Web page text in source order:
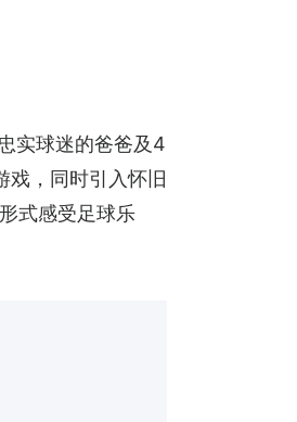
实球迷的爸爸及4
戏，同时引入怀旧
式感受足球乐